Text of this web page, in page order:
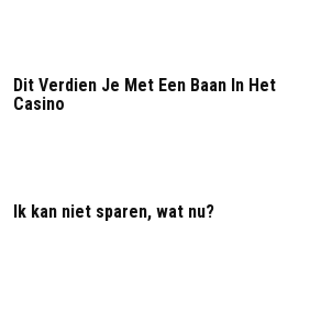
Dit Verdien Je Met Een Baan In Het
Casino
Ik kan niet sparen, wat nu?